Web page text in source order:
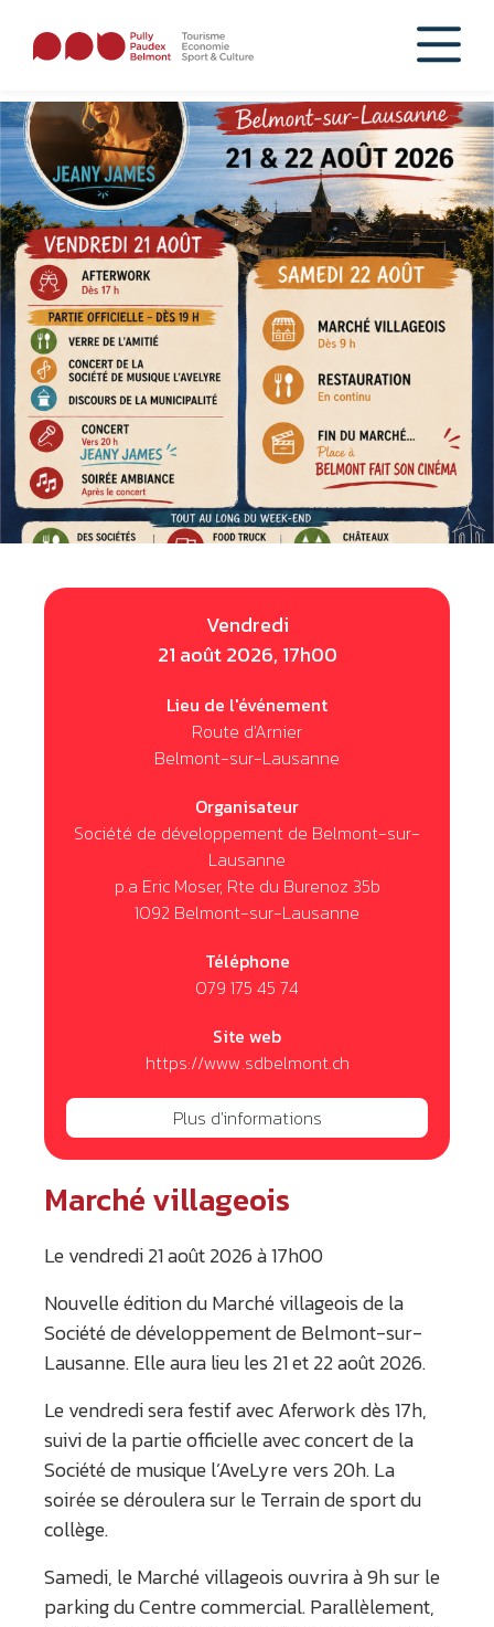
Vendredi
21 août 2026, 17h00
Lieu de l'événement
Route d'Arnier
Belmont-sur-Lausanne
Organisateur
Société de développement de Belmont-sur-
Lausanne
p.a Eric Moser, Rte du Burenoz 35b
1092 Belmont-sur-Lausanne
Téléphone
079 175 45 74
Site web
https://www.sdbelmont.ch
Plus d'informations
Marché villageois
Le vendredi 21 août 2026 à 17h00
Nouvelle édition du Marché villageois de la
Société de développement de Belmont-sur-
Lausanne. Elle aura lieu les 21 et 22 août 2026.
Le vendredi sera festif avec Aferwork dès 17h,
suivi de la partie officielle avec concert de la
Société de musique l’AveLyre vers 20h. La
soirée se déroulera sur le Terrain de sport du
collège.
Samedi, le Marché villageois ouvrira à 9h sur le
parking du Centre commercial. Parallèlement,